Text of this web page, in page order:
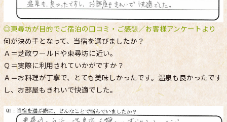
◎東尋坊が目的でご宿泊の口コミ・ご感想／お客様アンケートより
何が決め手となって、当宿を選びましたか？
Ａ＝芝政ワールドや東尋坊に近い。
Ｑ＝実際に利用されていかがですか？
Ａ＝お料理が丁寧で、とても美味しかったです。温泉も良かったです
し、お部屋もきれいで快適でした。